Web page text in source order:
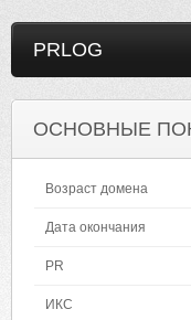
PRLOG
ОСНОВНЫЕ
Возраст домена
Дата окончания
PR
ИКС